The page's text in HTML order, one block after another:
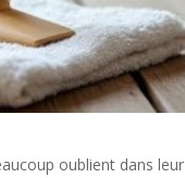
oublient dans leur